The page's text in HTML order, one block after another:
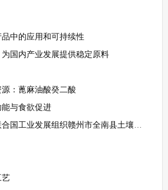
中的应用和可持续性
国内产业发展提供稳定原料
：蓖麻油酸癸二酸
与食欲促进
展组织赣州市全南县土壤改良蓖麻种植可行性研究项目
艺